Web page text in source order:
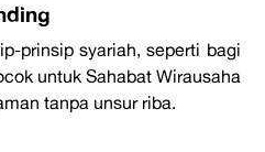
prinsip syariah, seperti bagi
untuk Sahabat Wirausaha
tanpa unsur riba.